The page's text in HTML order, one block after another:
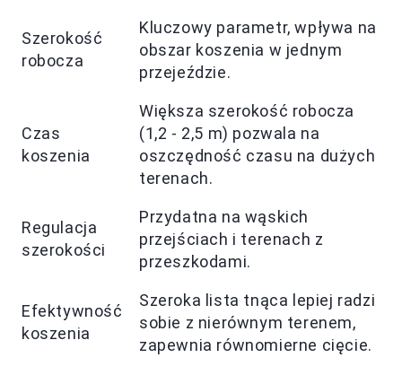
Szerokość
robocza
Kluczowy parametr, wpływa na
obszar koszenia w jednym
przejeździe.
Czas
koszenia
Większa szerokość robocza
(1,2 - 2,5 m) pozwala na
oszczędność czasu na dużych
terenach.
Regulacja
szerokości
Przydatna na wąskich
przejściach i terenach z
przeszkodami.
Efektywność
koszenia
Szeroka lista tnąca lepiej radzi
sobie z nierównym terenem,
zapewnia równomierne cięcie.